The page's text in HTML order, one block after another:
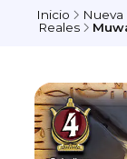
Inicio Nueva
Reales